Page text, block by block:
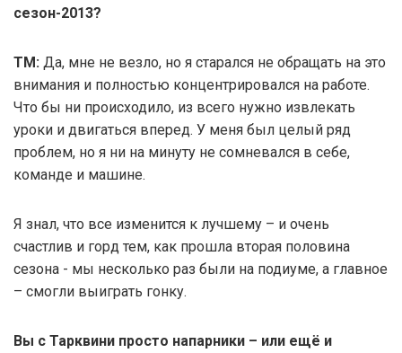
сезон-2013?
ТМ: Да, мне не везло, но я старался не обращать на это
внимания и полностью концентрировался на работе.
Что бы ни происходило, из всего нужно извлекать
уроки и двигаться вперед. У меня был целый ряд
проблем, но я ни на минуту не сомневался в себе,
команде и машине.
Я знал, что все изменится к лучшему – и очень
счастлив и горд тем, как прошла вторая половина
сезона - мы несколько раз были на подиуме, а главное
– смогли выиграть гонку.
Вы с Тарквини просто напарники – или ещё и